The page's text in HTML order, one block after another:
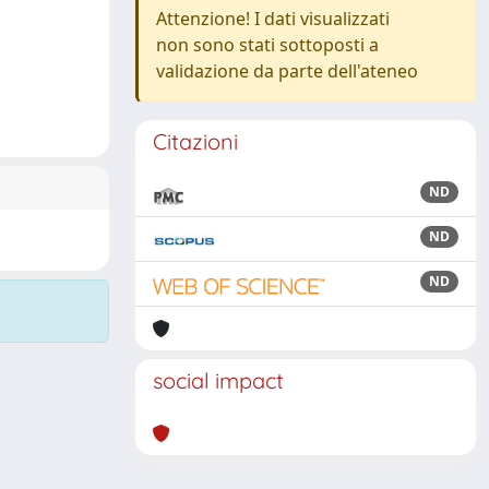
Attenzione! I dati visualizzati
non sono stati sottoposti a
validazione da parte dell'ateneo
Citazioni
ND
ND
ND
social impact